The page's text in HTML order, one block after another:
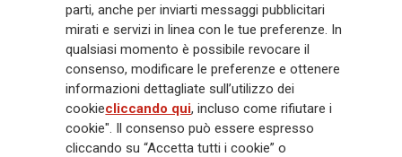
crescente in Asia e America. Al centro della strategia di Generali c'è il suo
impegno Lifetime Partner verso i clienti, realizzato attraverso soluzioni
innovative e personalizzate, un'esperienza cliente di prima classe e le sue
capacità di distribuzione globale digitalizzata. Il Gruppo ha
completamente integrato la sostenibilità in tutte le scelte strategiche, con
l'obiettivo di creare valore per tutti gli stakeholder mentre costruisce una
società più equa e resiliente.
parti, anche per inviarti messaggi pubblicitari
mirati e servizi in linea con le tue preferenze. In
qualsiasi momento è possibile revocare il
consenso, modificare le preferenze e ottenere
informazioni dettagliate sull’utilizzo dei
cookiecliccando qui, incluso come rifiutare i
cookie". Il consenso può essere espresso
cliccando su “Accetta tutti i cookie” o